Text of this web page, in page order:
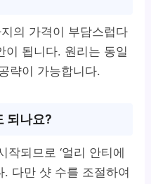
의 가격이 부담스럽다
이 됩니다. 원리는 동일
략이 가능합니다.
되나요?
되므로 ‘얼리 안티에
. 다만 샷 수를 조절하여